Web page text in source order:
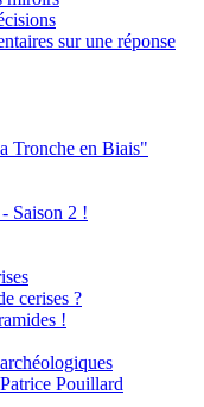
sur une réponse
Tronche en Biais"
Saison 2 !
cerises ?
!
Pouillard